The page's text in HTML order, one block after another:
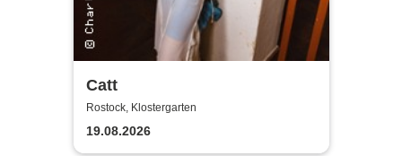
Catt
Rostock, Klostergarten
19.08.2026